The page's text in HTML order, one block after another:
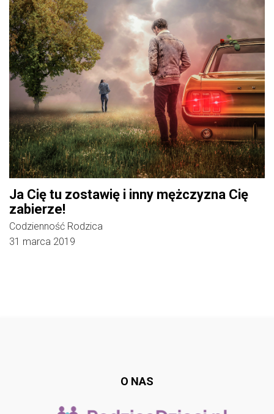
Ja Cię tu zostawię i inny mężczyzna Cię
zabierze!
Codzienność Rodzica
31 marca 2019
O NAS